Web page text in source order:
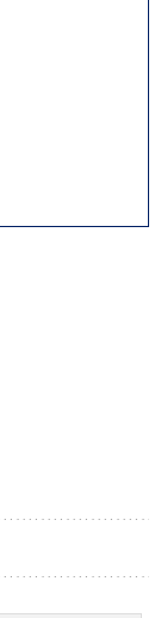
成熟社会発展のサ